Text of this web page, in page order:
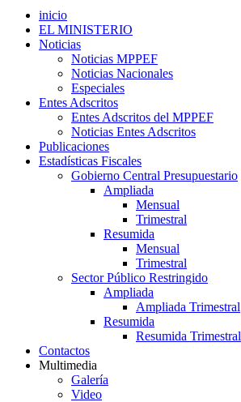
inicio
EL MINISTERIO
Noticias
Noticias MPPEF
Noticias Nacionales
Especiales
Entes Adscritos
Entes Adscritos del MPPEF
Noticias Entes Adscritos
Publicaciones
Estadísticas Fiscales
Gobierno Central Presupuestario
Ampliada
Mensual
Trimestral
Resumida
Mensual
Trimestral
Sector Público Restringido
Ampliada
Ampliada Trimestral
Resumida
Resumida Trimestral
Contactos
Multimedia
Galería
Video